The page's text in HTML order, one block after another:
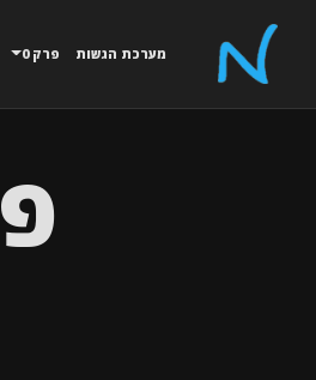
מערכת הגשות פרק 0